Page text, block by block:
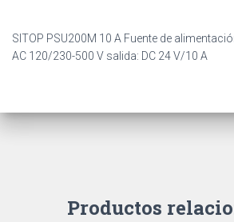
SITOP PSU200M 10 A Fuente de
AC 120/230-500 V salida: DC 24 V/10 A
Productos